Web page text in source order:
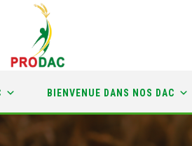
BIENVENUE DANS NOS DAC